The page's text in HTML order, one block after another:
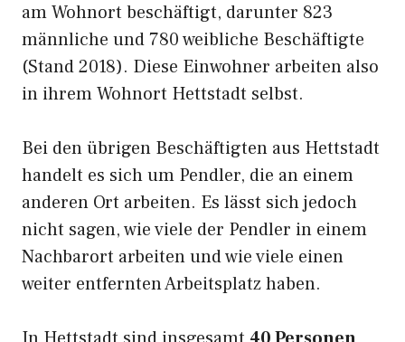
am Wohnort beschäftigt, darunter 823
männliche und 780 weibliche Beschäftigte
(Stand 2018). Diese Einwohner arbeiten also
in ihrem Wohnort Hettstadt selbst.
Bei den übrigen Beschäftigten aus Hettstadt
handelt es sich um Pendler, die an einem
anderen Ort arbeiten. Es lässt sich jedoch
nicht sagen, wie viele der Pendler in einem
Nachbarort arbeiten und wie viele einen
weiter entfernten Arbeitsplatz haben.